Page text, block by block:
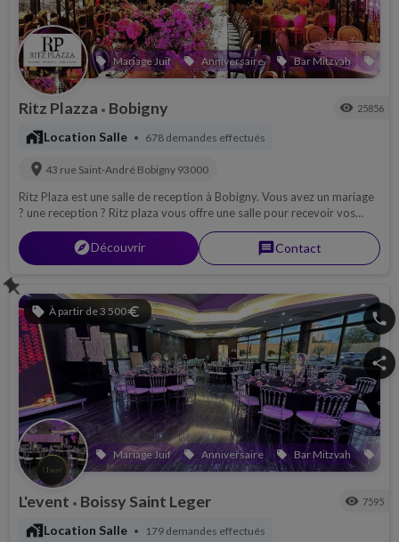
local_offer Mariage Juif local_offer Anniversaire local_offer Bar Mitzvah local_offer
Ritz Plazza • Bobigny visibility 25856
maps_home_work Location Salle • 678 demandes effectués
location_on 43 rue Saint-André Bobigny 93000
Ritz Plaza est une salle de reception à Bobigny. Vous avez un mariage
? une reception ? Ritz plaza vous offre une salle pour recevoir vos
invités dans un cadre chaleureux et somptueux.....
explorerDécouvrir messageContact
sell À partir de 3 500euro
local_offer Mariage Juif local_offer Anniversaire local_offer Bar Mitzvah local_offer
phone
share
L'event • Boissy Saint Leger visibility 7595
maps_home_work Location Salle • 179 demandes effectués